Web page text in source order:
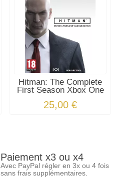
Hitman: The Complete
First Season Xbox One
25,00 €
Paiement x3 ou x4
Avec PayPal régler en 3x ou 4 fois
sans frais supplémentaires.